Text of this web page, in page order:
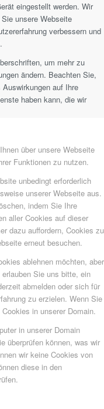
eingestellt werden. Wir
unsere Webseite
verbessern und
um mehr zu
ändern. Beachten Sie,
auf Ihre
haben kann, die wir
über unsere Webseite
Funktionen zu nutzen.
unbedingt erforderlich
unserer Webseite aus.
indem Sie Ihre
aller Cookies auf dieser
dazu auffordern, Cookies zu
erneut besuchen.
ablehnen möchten, aber
Sie uns bitte, ein
abmelden oder sich für
zu erzielen. Wenn Sie
in unserer Domain.
in unserer Domain
überprüfen können, was wir
wir keine Cookies von
diese in den